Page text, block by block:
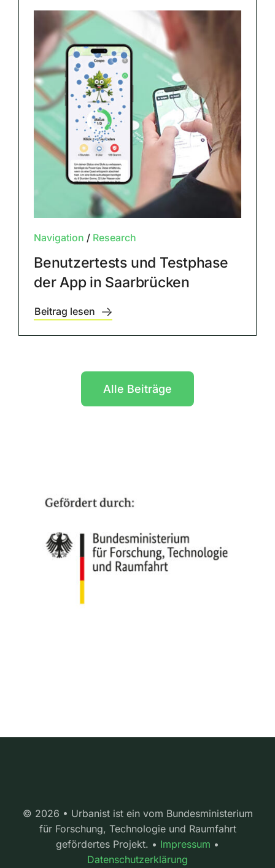
Navigation / Research
Benutzertests und Testphase
der App in Saarbrücken
Beitrag lesen
Alle Beiträge
© 2026 • Urbanist ist ein vom Bundesministerium
für Forschung, Technologie und Raumfahrt
gefördertes Projekt. • Impressum •
Datenschutzerklärung